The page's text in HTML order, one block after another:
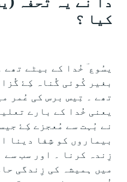
کیا ؟
یسُوع ؔ خُدا کے بیٹے
بغیر کُوئی گُناہ کِۓ
تھے ۔ تِیس برس کی عُمر
یعنی خُدا کے بارے
نے بُہت سے مُعجزے کِۓ
بیماروں کو شِفا دینا
زِندہ کرنا ۔ اور سب
میں ہمیشہ کی زِندگی